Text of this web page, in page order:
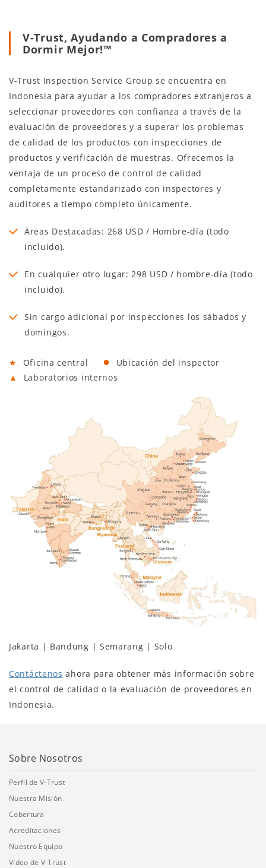
V-Trust, Ayudando a Compradores a
Dormir Mejor!™
V-Trust Inspection Service Group se encuentra en
Indonesia para ayudar a los compradores extranjeros a
seleccionar proveedores con confianza a través de la
evaluación de proveedores y a superar los problemas
de calidad de los productos con inspecciones de
productos y verificación de muestras. Ofrecemos la
ventaja de un proceso de control de calidad
completamente estandarizado con inspectores y
auditores a tiempo completo únicamente.
Áreas Destacadas: 268 USD / Hombre-día (todo
incluido).
En cualquier otro lugar: 298 USD / hombre-día (todo
incluido).
Sin cargo adicional por inspecciones los sábados y
domingos.
★ Oficina central ●
Ubicación del inspector
▲
Laboratorios internos
Jakarta | Bandung | Semarang | Solo
Contáctenos ahora para obtener más información sobre
el control de calidad o la evaluación de proveedores en
Indonesia.
Sobre Nosotros
Perfil de V-Trust
Nuestra Misión
Cobertura
Acreditaciones
Nuestro Equipo
Vídeo de V-Trust